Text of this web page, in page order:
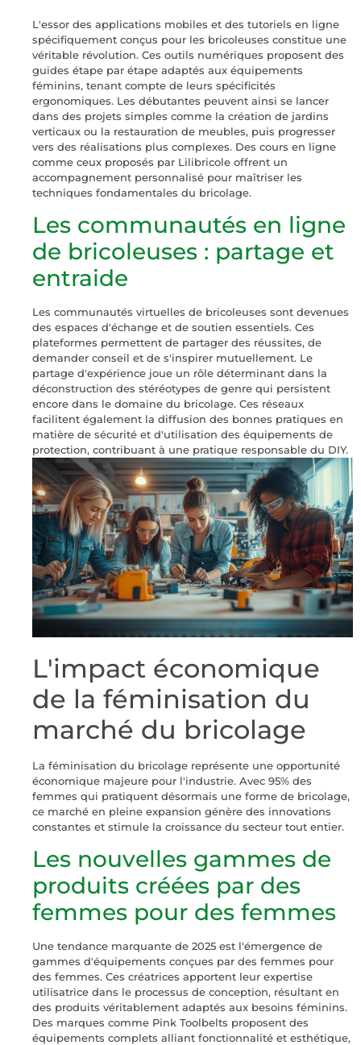
L'essor des applications mobiles et des tutoriels en ligne
spécifiquement conçus pour les bricoleuses constitue une
véritable révolution. Ces outils numériques proposent des
guides étape par étape adaptés aux équipements
féminins, tenant compte de leurs spécificités
ergonomiques. Les débutantes peuvent ainsi se lancer
dans des projets simples comme la création de jardins
verticaux ou la restauration de meubles, puis progresser
vers des réalisations plus complexes. Des cours en ligne
comme ceux proposés par Lilibricole offrent un
accompagnement personnalisé pour maîtriser les
techniques fondamentales du bricolage.
Les communautés en ligne
de bricoleuses : partage et
entraide
Les communautés virtuelles de bricoleuses sont devenues
des espaces d'échange et de soutien essentiels. Ces
plateformes permettent de partager des réussites, de
demander conseil et de s'inspirer mutuellement. Le
partage d'expérience joue un rôle déterminant dans la
déconstruction des stéréotypes de genre qui persistent
encore dans le domaine du bricolage. Ces réseaux
facilitent également la diffusion des bonnes pratiques en
matière de sécurité et d'utilisation des équipements de
protection, contribuant à une pratique responsable du DIY.
L'impact économique
de la féminisation du
marché du bricolage
La féminisation du bricolage représente une opportunité
économique majeure pour l'industrie. Avec 95% des
femmes qui pratiquent désormais une forme de bricolage,
ce marché en pleine expansion génère des innovations
constantes et stimule la croissance du secteur tout entier.
Les nouvelles gammes de
produits créées par des
femmes pour des femmes
Une tendance marquante de 2025 est l'émergence de
gammes d'équipements conçues par des femmes pour
des femmes. Ces créatrices apportent leur expertise
utilisatrice dans le processus de conception, résultant en
des produits véritablement adaptés aux besoins féminins.
Des marques comme Pink Toolbelts proposent des
équipements complets alliant fonctionnalité et esthétique,